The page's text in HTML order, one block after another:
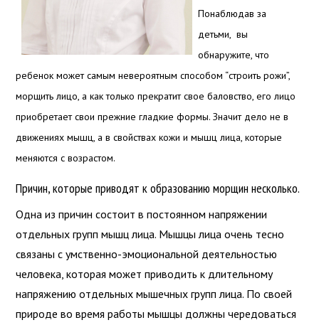
Понаблюдав за
детьми, вы
обнаружите, что
ребенок может самым невероятным способом “строить рожи”,
морщить лицо, а как только прекратит свое баловство, его лицо
приобретает свои прежние гладкие формы. Значит дело не в
движениях мышц, а в свойствах кожи и мышц лица, которые
меняются с возрастом.
Причин, которые приводят к образованию морщин несколько.
Одна из причин состоит в постоянном напряжении
отдельных групп мышц лица. Мышцы лица очень тесно
связаны с умственно-эмоциональной деятельностью
человека, которая может приводить к длительному
напряжению отдельных мышечных групп лица. По своей
природе во время работы мышцы должны чередоваться